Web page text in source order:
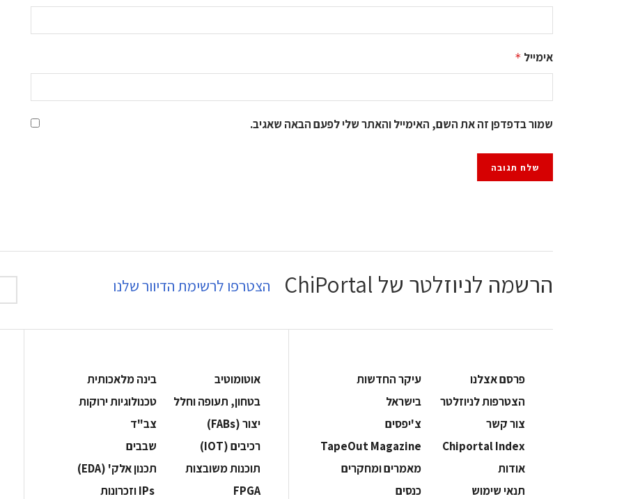
אימייל *
שמור בדפדפן זה את השם, האימייל והאתר שלי לפעם הבאה שאגיב.
הרשמה לניוזלטר של ChiPortal הצטרפו לרשימת הדיוור שלנו
פרסם אצלנו
עיקר החדשות
הצטרפות לניוזלטר
בישראל
צור קשר
צ'יפסים
Chiportal Index
TapeOut Magazine
אודות
מאמרים ומחקרים
תנאי שימוש
כנסים
אוטומוטיב
בינה מלאכותית
בטחון, תעופה וחלל
‫טכנולוגיות ירוקות‬
‫יצור (‪(FABs‬‬
‫צב"ד‬
‫רכיבים‬ (IOT)
‫שבבים‬
‫תוכנות משובצות‬
‫תכנון אלק' (‪(EDA‬‬
‫‪FPGA‬‬
‫ ‪וזכרונות IPs‬‬